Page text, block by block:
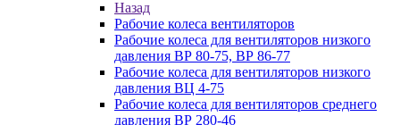
Назад
Рабочие колеса вентиляторов
Рабочие колеса для вентиляторов низкого
давления ВР 80-75, ВР 86-77
Рабочие колеса для вентиляторов низкого
давления ВЦ 4-75
Рабочие колеса для вентиляторов среднего
давления ВР 280-46